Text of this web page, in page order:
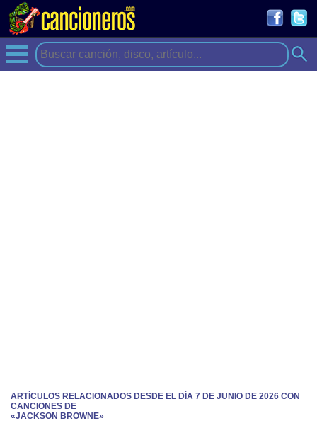
ARTÍCULOS RELACIONADOS DESDE EL DÍA 7 DE JUNIO DE 2026 CON
CANCIONES DE
«JACKSON BROWNE»